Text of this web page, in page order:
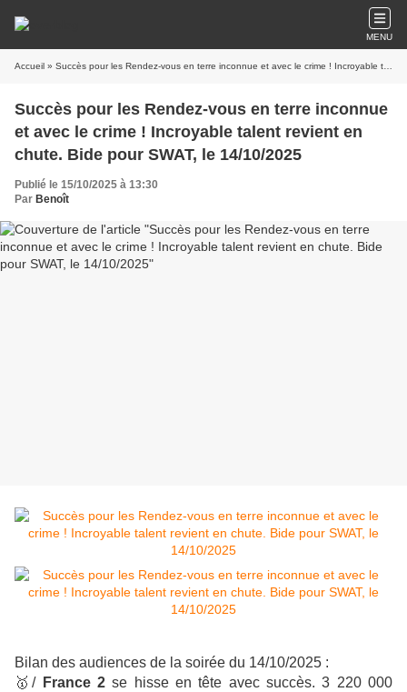
MENU
Accueil » Succès pour les Rendez-vous en terre inconnue et avec le crime ! Incroyable talent revient en chute. Bide pour SWAT, le 14/10/2025
Succès pour les Rendez-vous en terre inconnue
et avec le crime ! Incroyable talent revient en
chute. Bide pour SWAT, le 14/10/2025
Publié le 15/10/2025 à 13:30
Par Benoît
Bilan des audiences de la soirée du 14/10/2025 :
🥇/ France 2se hisse en tête avec succès. 3 220 000